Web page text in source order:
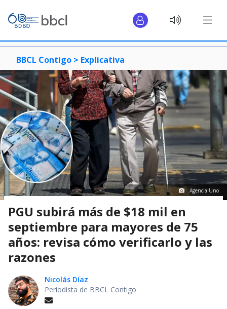
BBCL Contigo > Explicativa
Agencia Uno
PGU subirá más de $18 mil en
septiembre para mayores de 75
años: revisa cómo verificarlo y las
razones
Nicolás Díaz
Periodista de BBCL Contigo